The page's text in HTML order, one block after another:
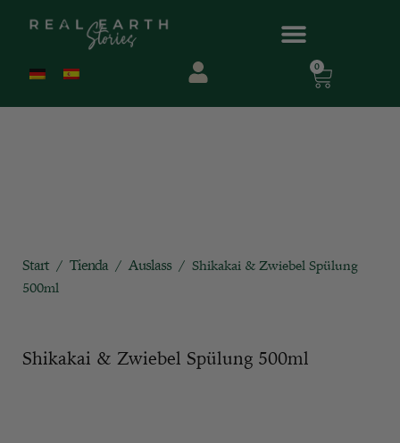
0
Start / Tienda/Auslass / Shikakai & Zwiebel Spülung
500ml
Shikakai & Zwiebel Spülung 500ml